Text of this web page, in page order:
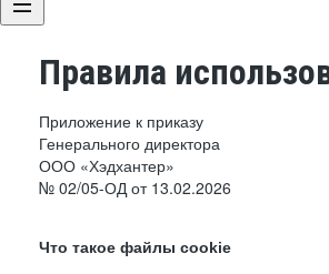
Правила
Приложение к приказу
Генерального директора
ООО «Хэдхантер»
№ 02/05-ОД от 13.02.2026
Что такое файлы cookie